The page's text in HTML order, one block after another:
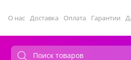
О нас Доставка Оплата Гарантии